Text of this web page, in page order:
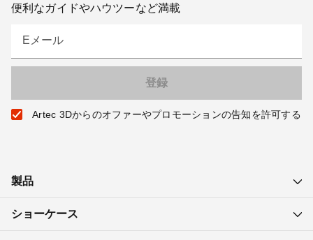
便利なガイドやハウツーなど満載
Eメール
Artec 3Dからのオファーやプロモーションの告知を許可する
製品
ショーケース